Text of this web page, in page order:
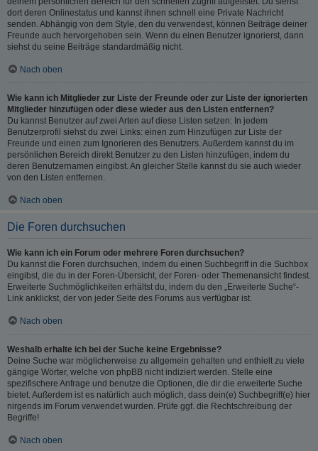
dort deren Onlinestatus und kannst ihnen schnell eine Private Nachricht
senden. Abhängig von dem Style, den du verwendest, können Beiträge deiner
Freunde auch hervorgehoben sein. Wenn du einen Benutzer ignorierst, dann
siehst du seine Beiträge standardmäßig nicht.
Nach oben
Wie kann ich Mitglieder zur Liste der Freunde oder zur Liste der ignorierten
Mitglieder hinzufügen oder diese wieder aus den Listen entfernen?
Du kannst Benutzer auf zwei Arten auf diese Listen setzen: In jedem
Benutzerprofil siehst du zwei Links: einen zum Hinzufügen zur Liste der
Freunde und einen zum Ignorieren des Benutzers. Außerdem kannst du im
persönlichen Bereich direkt Benutzer zu den Listen hinzufügen, indem du
deren Benutzernamen eingibst. An gleicher Stelle kannst du sie auch wieder
von den Listen entfernen.
Nach oben
Die Foren durchsuchen
Wie kann ich ein Forum oder mehrere Foren durchsuchen?
Du kannst die Foren durchsuchen, indem du einen Suchbegriff in die Suchbox
eingibst, die du in der Foren-Übersicht, der Foren- oder Themenansicht findest.
Erweiterte Suchmöglichkeiten erhältst du, indem du den „Erweiterte Suche“-
Link anklickst, der von jeder Seite des Forums aus verfügbar ist.
Nach oben
Weshalb erhalte ich bei der Suche keine Ergebnisse?
Deine Suche war möglicherweise zu allgemein gehalten und enthielt zu viele
gängige Wörter, welche von phpBB nicht indiziert werden. Stelle eine
spezifischere Anfrage und benutze die Optionen, die dir die erweiterte Suche
bietet. Außerdem ist es natürlich auch möglich, dass dein(e) Suchbegriff(e) hier
nirgends im Forum verwendet wurden. Prüfe ggf. die Rechtschreibung der
Begriffe!
Nach oben